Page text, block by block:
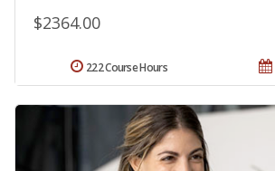
$2364.00
222 Course Hours